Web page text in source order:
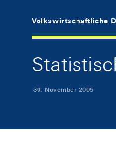
Volkswirtschaftliche
30. November 2005